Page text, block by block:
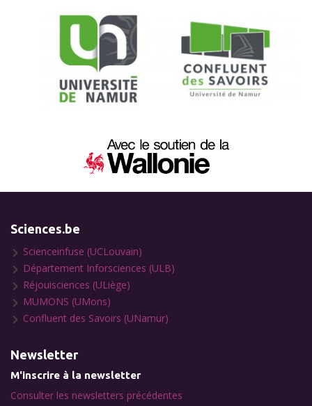
Sciences.be
Scienceinfuse (UCLouvain)
Département Inforsciences (ULB)
Réjouisciences (ULiège)
MUMONS (UMons)
Confluent des Savoirs (UNamur)
Newsletter
M'inscrire à la newsletter
Consulter les newsletters précédentes